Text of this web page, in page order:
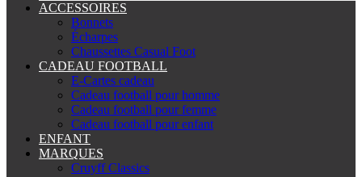
ACCESSOIRES
Bonnets
Écharpes
Chaussettes Casual Foot
CADEAU FOOTBALL
E-Cartes cadeau
Cadeau football pour homme
Cadeau football pour femme
Cadeau football pour enfant
ENFANT
MARQUES
Cruyff Classics